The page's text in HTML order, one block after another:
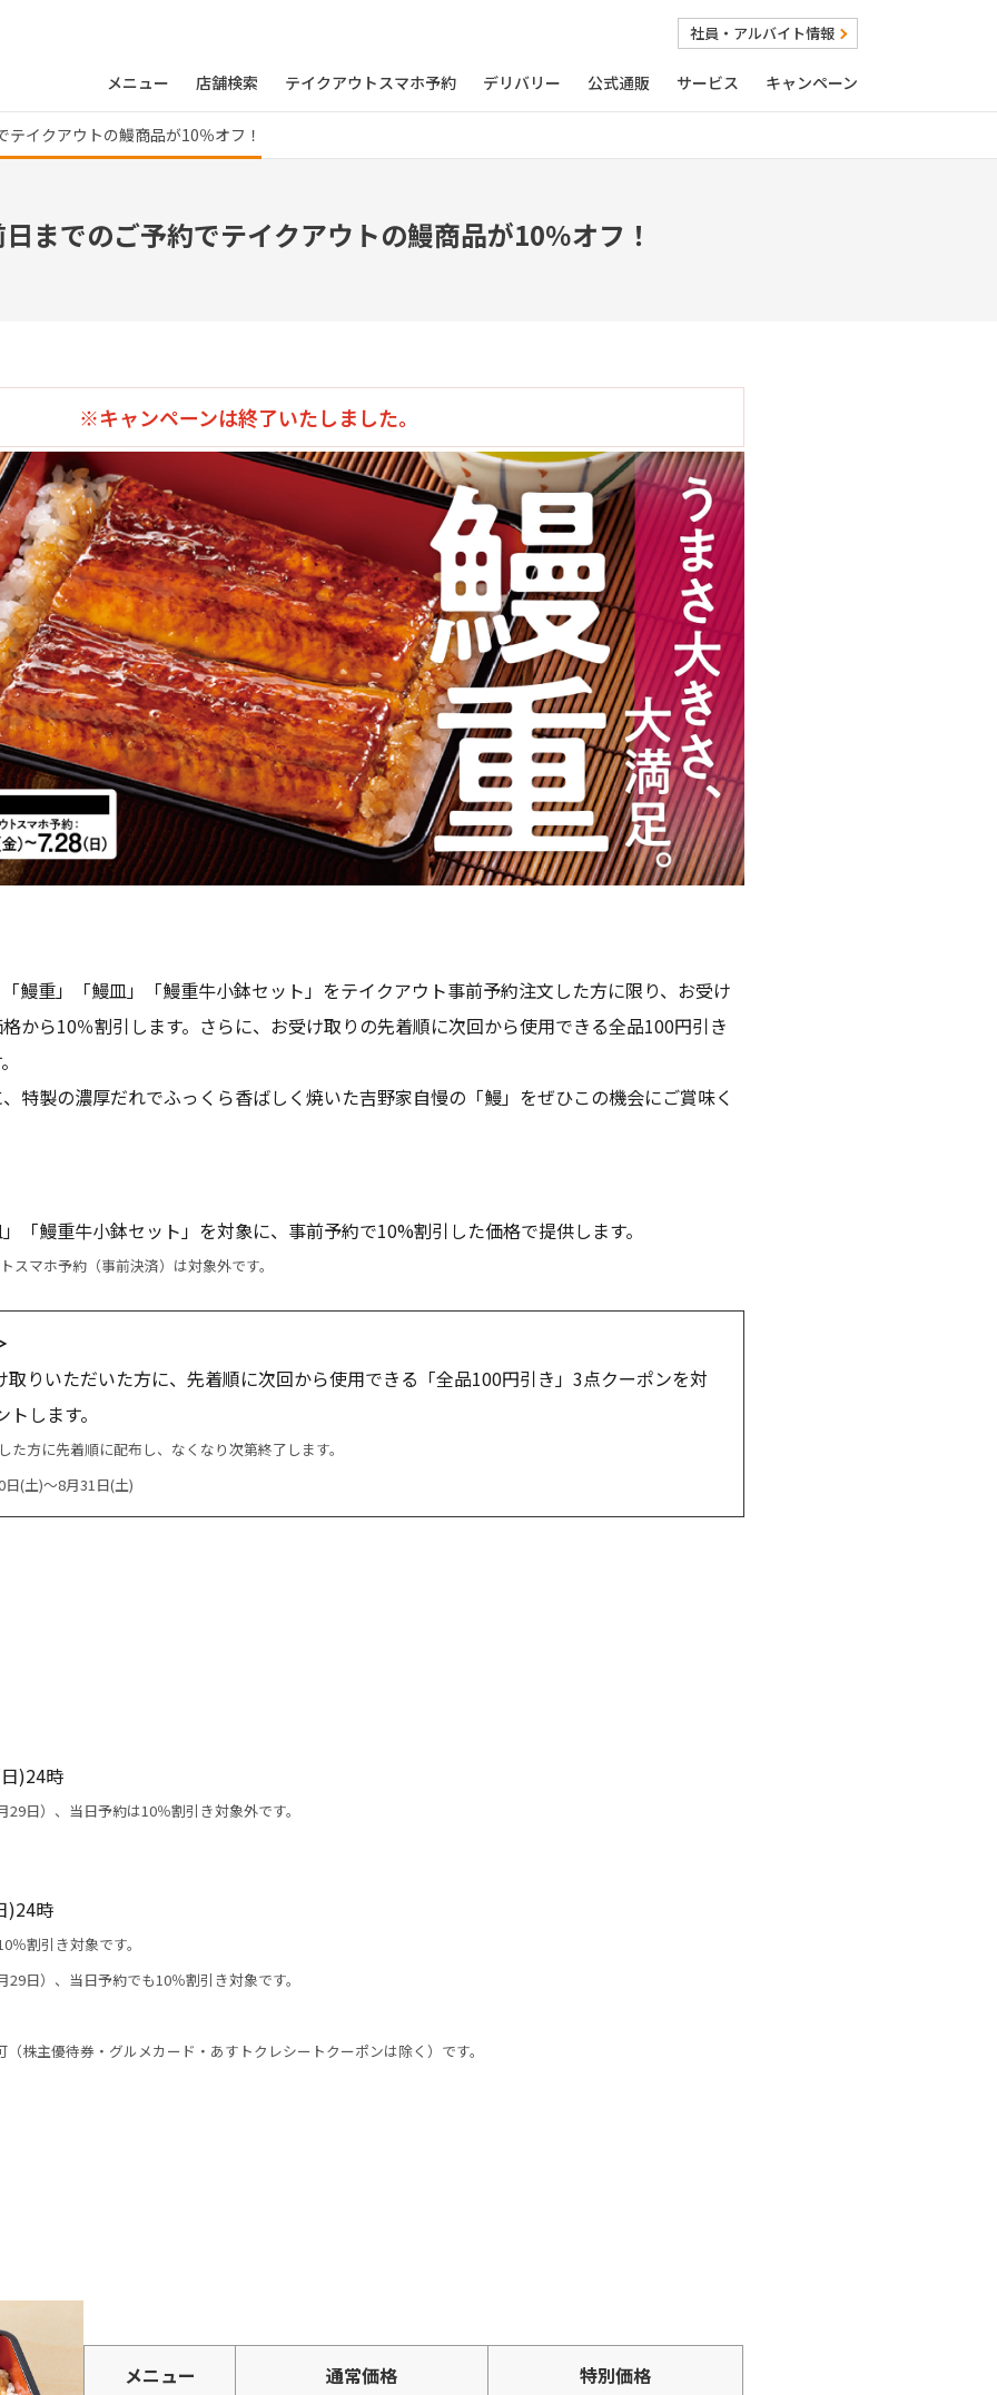
社員・アルバイト情報
メニュー 店舗検索 テイクアウトスマホ予約 デリバリー 公式通販 サービス キャンペーン
イクアウトの鰻商品が10％オフ！
までのご予約でテイクアウトの鰻商品が10％オフ！
※キャンペーンは終了いたしました。
鰻重」「鰻皿」「鰻重牛小鉢セット」をテイクアウト事前予約注文した方に限り、お受け
から10％割引します。さらに、お受け取りの先着順に次回から使用できる全品100円引き
特製の濃厚だれでふっくら香ばしく焼いた吉野家自慢の「鰻」をぜひこの機会にご賞味く
「鰻重牛小鉢セット」を対象に、事前予約で10%割引した価格で提供します。
マホ予約（事前決済）は対象外です。
りいただいた方に、先着順に次回から使用できる「全品100円引き」3点クーポンを対
します。
方に先着順に配布し、なくなり次第終了します。
(土)～8月31日(土)
)24時
日）、当日予約は10％割引き対象外です。
)24時
割引き対象です。
日）、当日予約でも10％割引き対象です。
株主優待券・グルメカード・あすトクレシートクーポンは除く）です。
メニュー 通常価格 特別価格